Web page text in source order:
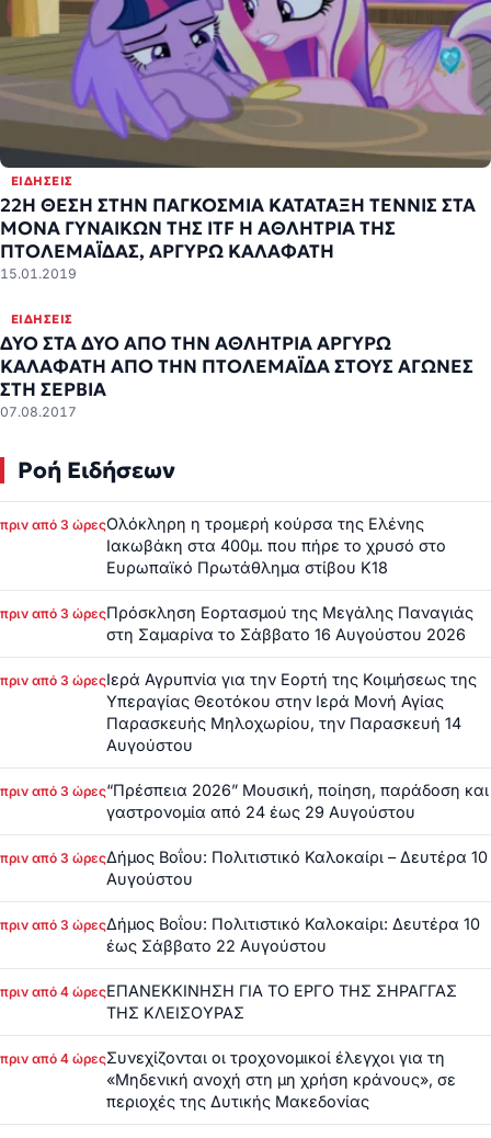
ΕΙΔΉΣΕΙΣ
22Η ΘΕΣΗ ΣΤΗΝ ΠΑΓΚΟΣΜΙΑ ΚΑΤΑΤΑΞΗ ΤΕΝΝΙΣ ΣΤΑ
ΜΟΝΑ ΓΥΝΑΙΚΩΝ ΤΗΣ ITF Η ΑΘΛΗΤΡΙΑ ΤΗΣ
ΠΤΟΛΕΜΑΪΔΑΣ, ΑΡΓΥΡΩ ΚΑΛΑΦΑΤΗ
15.01.2019
ΕΙΔΉΣΕΙΣ
ΔΥΟ ΣΤΑ ΔΥΟ ΑΠΟ ΤΗΝ ΑΘΛΗΤΡΙΑ ΑΡΓΥΡΩ
ΚΑΛΑΦΑΤΗ ΑΠΟ ΤΗΝ ΠΤΟΛΕΜΑΪΔΑ ΣΤΟΥΣ ΑΓΩΝΕΣ
ΣΤΗ ΣΕΡΒΙΑ
07.08.2017
Ροή Ειδήσεων
πριν από 3 ώρεςΟλόκληρη η τρομερή κούρσα της Ελένης
Ιακωβάκη στα 400μ. που πήρε το χρυσό στο
Ευρωπαϊκό Πρωτάθλημα στίβου Κ18
πριν από 3 ώρεςΠρόσκληση Εορτασμού της Μεγάλης Παναγιάς
στη Σαμαρίνα το Σάββατο 16 Αυγούστου 2026
πριν από 3 ώρεςΙερά Αγρυπνία για την Εορτή της Κοιμήσεως της
Υπεραγίας Θεοτόκου στην Ιερά Μονή Αγίας
Παρασκευής Μηλοχωρίου, την Παρασκευή 14
Αυγούστου
πριν από 3 ώρες“Πρέσπεια 2026” Μουσική, ποίηση, παράδοση και
γαστρονομία από 24 έως 29 Αυγούστου
πριν από 3 ώρεςΔήμος Βοΐου: Πολιτιστικό Καλοκαίρι – Δευτέρα 10
Αυγούστου
πριν από 3 ώρεςΔήμος Βοΐου: Πολιτιστικό Καλοκαίρι: Δευτέρα 10
έως Σάββατο 22 Αυγούστου
πριν από 4 ώρεςΕΠΑΝΕΚΚΙΝΗΣΗ ΓΙΑ ΤΟ ΕΡΓΟ ΤΗΣ ΣΗΡΑΓΓΑΣ
ΤΗΣ ΚΛΕΙΣΟΥΡΑΣ
πριν από 4 ώρεςΣυνεχίζονται οι τροχονομικοί έλεγχοι για τη
«Μηδενική ανοχή στη μη χρήση κράνους», σε
περιοχές της Δυτικής Μακεδονίας